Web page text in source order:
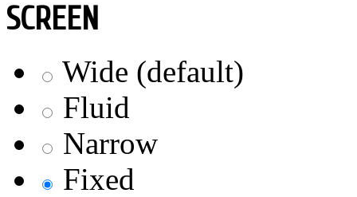
SCREEN
Wide (default)
Fluid
Narrow
Fixed